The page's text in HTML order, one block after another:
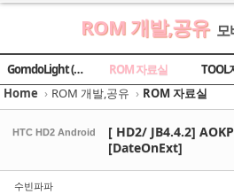
ROM 개발,공유 모
GomdoLight (곰돌라이트) ROM 자료실 TOOL
Home › ROM 개발,공유 › ROM 자료실
HTC HD2 Android
[ HD2/ JB4.4.2]
[DateOnExt]
수빈파파
Sketchbook5, 스
Sketchbook5, 스
Sketchbook5, 스
Sketchbook5, 스